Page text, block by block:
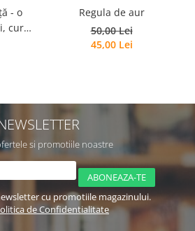
- o
curaj
Regula de aur
50,00 Lei
45,00 Lei
si promotiile noastre
cu promotiile magazinului.
de Confidentialitate